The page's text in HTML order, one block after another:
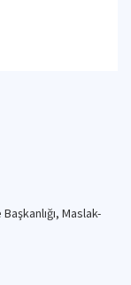
Maslak-